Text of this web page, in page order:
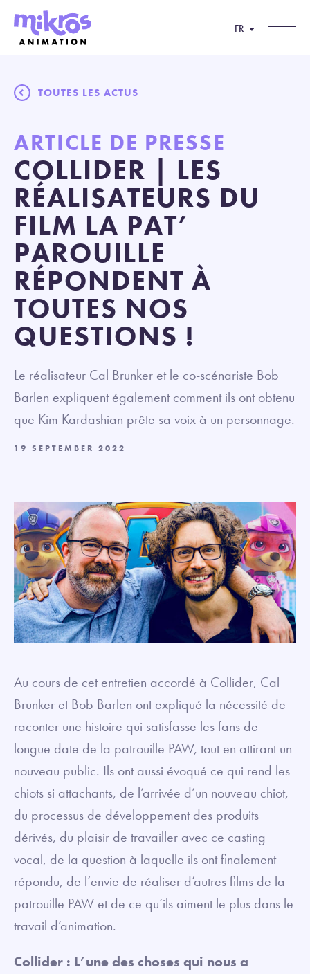
FR
TOUTES LES ACTUS
ARTICLE DE PRESSE
COLLIDER | LES
RÉALISATEURS DU
FILM LA PAT’
PAROUILLE
RÉPONDENT À
TOUTES NOS
QUESTIONS !
Le réalisateur Cal Brunker et le co-scénariste Bob
Barlen expliquent également comment ils ont obtenu
que Kim Kardashian prête sa voix à un personnage.
19 SEPTEMBER 2022
Au cours de cet entretien accordé à Collider, Cal
Brunker et Bob Barlen ont expliqué la nécessité de
raconter une histoire qui satisfasse les fans de
longue date de la patrouille PAW, tout en attirant un
nouveau public. Ils ont aussi évoqué ce qui rend les
chiots si attachants, de l’arrivée d’un nouveau chiot,
du processus de développement des produits
dérivés, du plaisir de travailler avec ce casting
vocal, de la question à laquelle ils ont finalement
répondu, de l’envie de réaliser d’autres films de la
patrouille PAW et de ce qu’ils aiment le plus dans le
travail d’animation.
Collider : L’une des choses qui nous a